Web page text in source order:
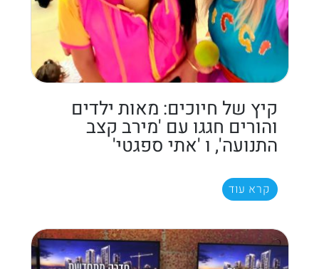
קיץ של חיוכים: מאות ילדים
והורים חגגו עם 'מירב קצב
התנועה', ו 'אתי ספגטי'
קרא עוד